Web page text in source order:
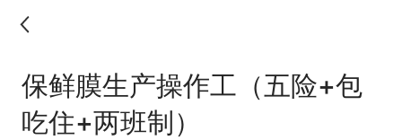
保鲜膜生产操作工（五险+包
吃住+两班制）